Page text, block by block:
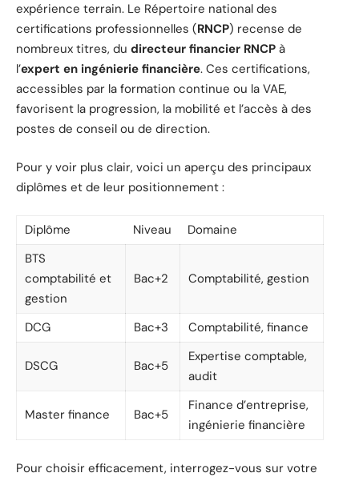
expérience terrain. Le Répertoire national des
certifications professionnelles (RNCP) recense de
nombreux titres, du directeur financier RNCP à
l’expert en ingénierie financière. Ces certifications,
accessibles par la formation continue ou la VAE,
favorisent la progression, la mobilité et l’accès à des
postes de conseil ou de direction.
Pour y voir plus clair, voici un aperçu des principaux
diplômes et de leur positionnement :
Diplôme Niveau
Domaine
BTS
comptabilité et
gestion
Bac+2 Comptabilité, gestion
DCG Bac+3 Comptabilité, finance
DSCG Bac+5
Expertise comptable,
audit
Master finance Bac+5
Finance d’entreprise,
ingénierie financière
Pour choisir efficacement, interrogez-vous sur votre